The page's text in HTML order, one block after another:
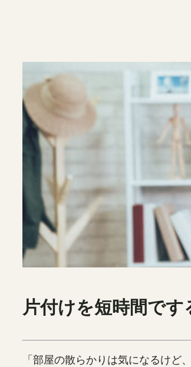
片付けを短時間で
「部屋の散らかりは気になるけど